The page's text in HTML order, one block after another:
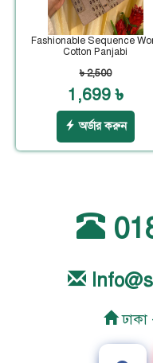
Fashionable Sequence
Cotton Panjabi
৳ 2,500
1,699 ৳
অর্ডার করুন
ঢাকা